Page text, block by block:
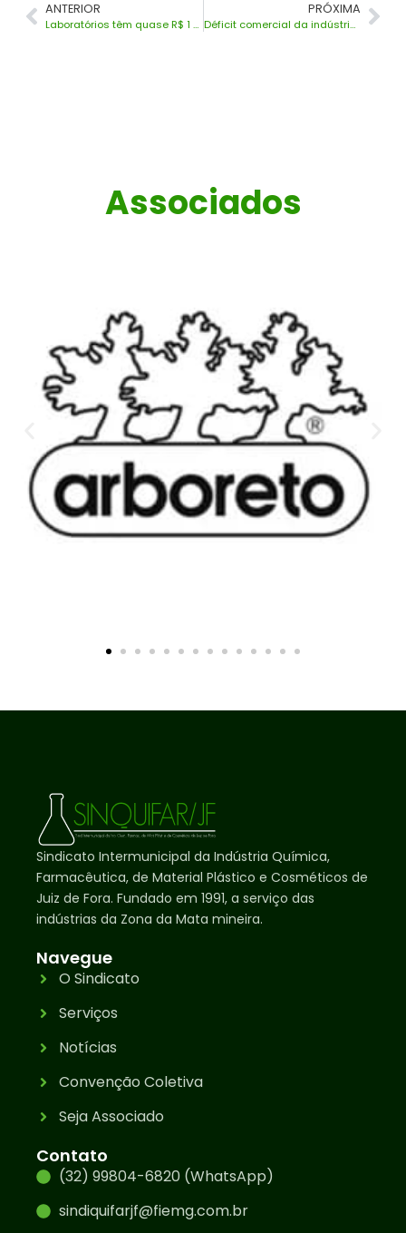
ANTERIOR
Laboratórios têm quase R$ 1 bi a receber do governo
PRÓXIMA
Déficit comercial da indústria química encolhe com retração das importações
Associados
Sindicato Intermunicipal da Indústria Química,
Farmacêutica, de Material Plástico e Cosméticos de
Juiz de Fora. Fundado em 1991, a serviço das
indústrias da Zona da Mata mineira.
Navegue
O Sindicato
Serviços
Notícias
Convenção Coletiva
Seja Associado
Contato
(32) 99804-6820 (WhatsApp)
sindiquifarjf@fiemg.com.br